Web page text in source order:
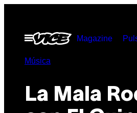
contenido
Abrir
Menú
Magazine
Música
La Mala